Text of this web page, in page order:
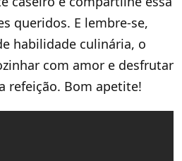
queridos. E lembre-se,
habilidade culinária, o
com amor e desfrutar
refeição. Bom apetite!